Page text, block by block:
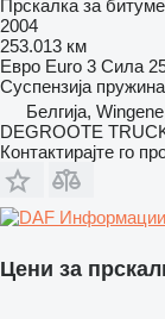
Прскалка за
2004
253.013 км
Евро Euro 3 Сила
Суспензија
Белгија, Wingene
DEGROOTE
Контактирајте го
Цени за